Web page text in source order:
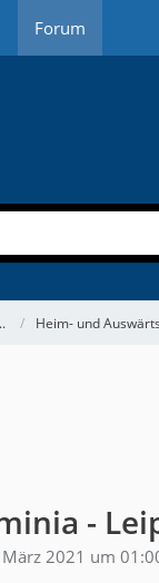
Forum
Heim- und
-
2021 um